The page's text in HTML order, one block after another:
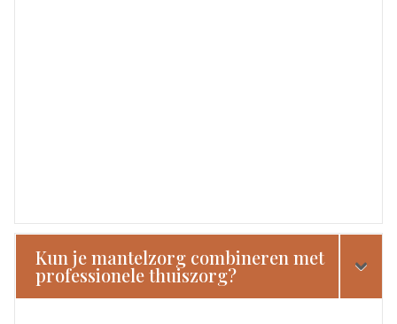
Kun je mantelzorg combineren met
professionele thuiszorg?